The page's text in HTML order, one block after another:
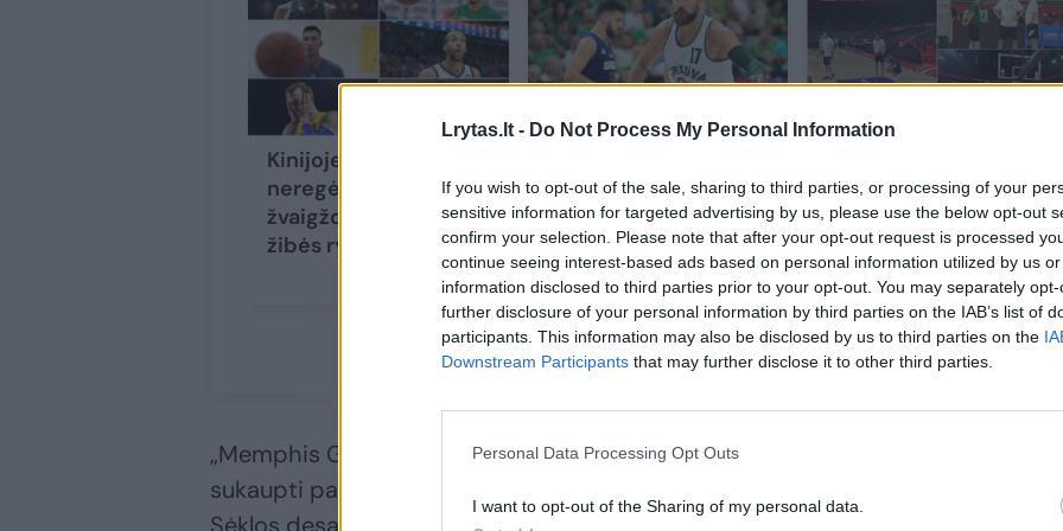
Lrytas.lt - Do Not Process My Personal Information
If you wish to opt-out of the sale, sharing to third parties, or processing of your
sensitive information for targeted advertising by us, please use the below opt-out
confirm your selection. Please note that after your opt-out request is processed
continue seeing interest-based ads based on personal information utilized by us
information disclosed to third parties prior to your opt-out. You may separately
further disclosure of your personal information by third parties on the IAB’s list of
participants. This information may also be disclosed by us to third parties on the
Downstream Participants that may further disclose it to other third parties.
Personal Data Processing Opt Outs
I want to opt-out of the Sharing of my personal data.
Kinijoje nusileido
neregėtas krepšinio
žvaigždynas – kas
žibės ryškiausiai?
Valančiūnas darosi
pats: tuomet ir
šaltibarščiai eina į
„trasą“
aikštėje inspekciją
vykdęs D. Adomaitis
atskleidė didžiausią
bėdą, kuri Kinijoje
liečia visus
„Memphis Grizzlies“ centras kartu su Domantu Saboniu turėtų Lietuvos rinktinei
sukaupti papildomų sirgalių. Penktadienį iš Lietuvos į Kiniją išvyko Tomo
Sėklos desantas, dalis sirgalių į Kiniją atvyko anksčiau ir leidosi į keliones.